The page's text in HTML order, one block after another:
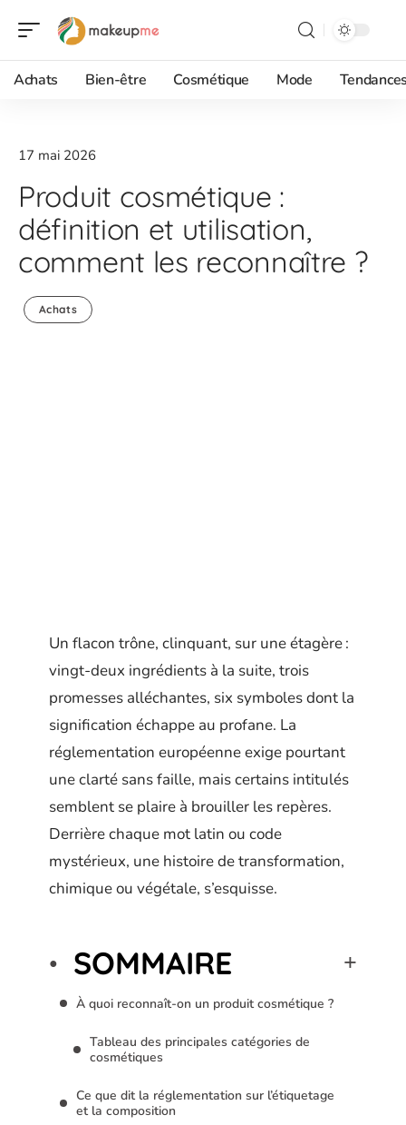
Achats Bien-être Cosmétique Mode
17 mai 2026
Produit cosmétique :
définition et utilisation,
comment les reconnaître ?
Achats
Un flacon trône, clinquant, sur une étagère :
vingt-deux ingrédients à la suite, trois
promesses alléchantes, six symboles dont la
signification échappe au profane. La
réglementation européenne exige pourtant
une clarté sans faille, mais certains intitulés
semblent se plaire à brouiller les repères.
Derrière chaque mot latin ou code
mystérieux, une histoire de transformation,
chimique ou végétale, s’esquisse.
SOMMAIRE
À quoi reconnaît-on un produit cosmétique ?
Tableau des principales catégories de
cosmétiques
Ce que dit la réglementation sur l’étiquetage
et la composition